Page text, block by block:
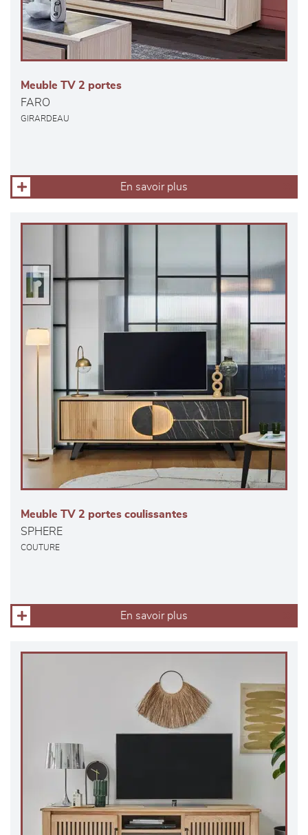
Meuble TV 2 portes
FARO
GIRARDEAU
En savoir plus
Meuble TV 2 portes coulissantes
SPHERE
COUTURE
En savoir plus